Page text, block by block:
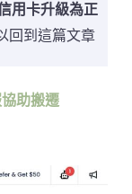
用卡升級為正
回到這篇文章
助搬遷